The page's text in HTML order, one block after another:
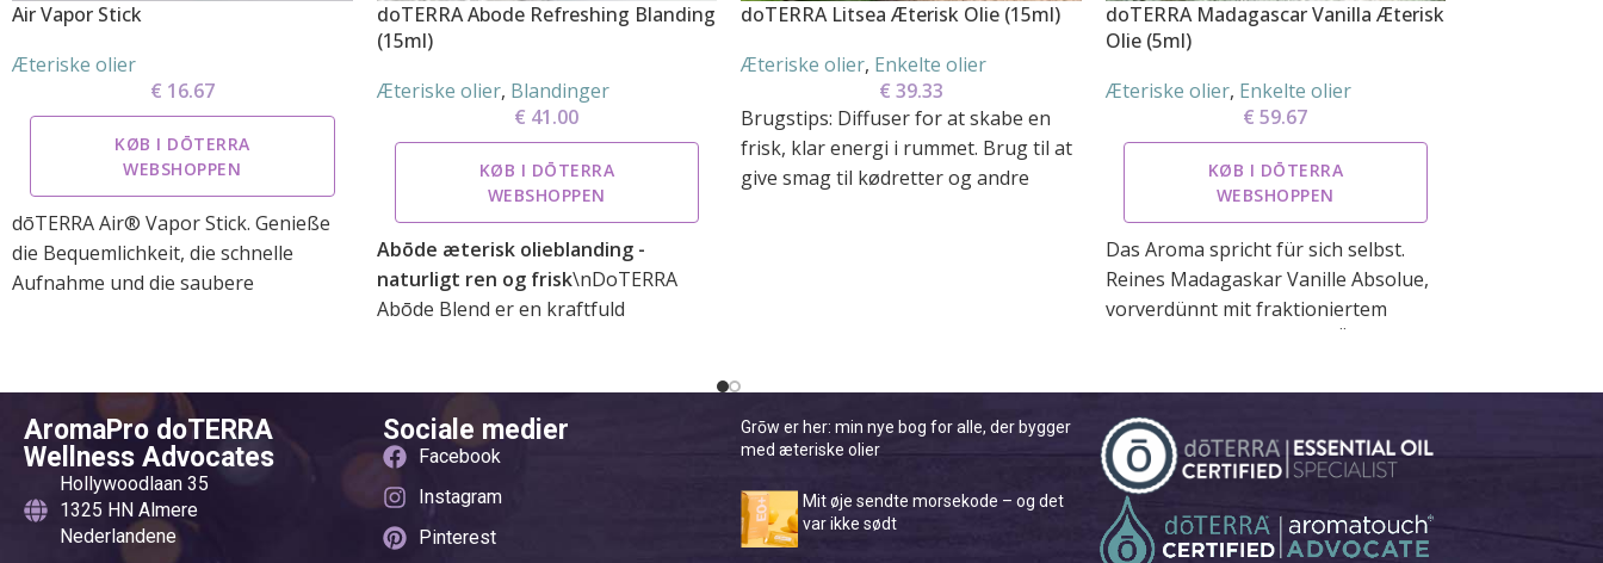
Air Vapor Stick
Æteriske olier
€ 16.67
KØB I DŌTERRA
WEBSHOPPEN
dōTERRA Air® Vapor Stick. Genieße
die Bequemlichkeit, die schnelle
Aufnahme und die saubere
Diese einzigartige
Verwendungsmethode von doTERRAs
patentiertem Air ätherischen Öl kann
mit diesem Stick überall und jederzeit
verwendet werden.
doTERRA Abode Refreshing Blanding
(15ml)
Æteriske olier, Blandinger
€ 41.00
KØB I DŌTERRA
WEBSHOPPEN
Abōde æterisk olieblanding -
naturligt ren og frisk\nDoTERRA
Abōde Blend er en kraftfuld
på en naturlig måde. Blandingen af
blandt andet Lime, Litsea og Cassia
giver en frisk, opløftende duft og kan
bruges på utallige måder - både til
personlig pleje og til rengøring i
hjemmet.
doTERRA Litsea Æterisk Olie (15ml)
Æteriske olier, Enkelte olier
€ 39.33
Brugstips: Diffuser for at skabe en
frisk, klar energi i rummet. Brug til at
give smag til kødretter og andre
doTERRA Madagascar Vanilla Æterisk
Olie (5ml)
Æteriske olier, Enkelte olier
€ 59.67
KØB I DŌTERRA
WEBSHOPPEN
Das Aroma spricht für sich selbst.
Reines Madagaskar Vanille Absolue,
vorverdünnt mit fraktioniertem
und verschiedene topische
Anwendungen eignet.
AromaPro doTERRA
Wellness Advocates
Hollywoodlaan 35
1325 HN Almere
Nederlandene
Sociale medier
Facebook
Instagram
Pinterest
Grōw er her: min nye bog for alle, der bygger
med æteriske olier
Mit øje sendte morsekode – og det
var ikke sødt